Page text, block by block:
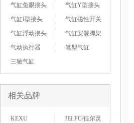
气缸鱼眼接头
气缸Y型接头
气缸I型接头
气缸磁性开关
气缸浮动接头
气缸安装脚架
气动执行器
笔型气缸
三轴气缸
相关品牌
KEXU
JELPC/佳尔灵